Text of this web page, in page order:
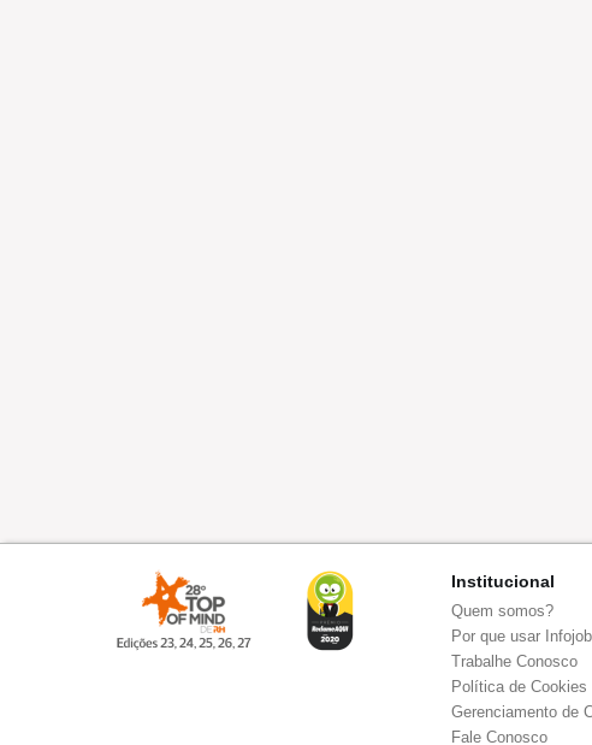
Institucional
Quem somos?
Por que usar
Trabalhe Conosco
Política de Cookies
Gerenciamento de
Fale Conosco